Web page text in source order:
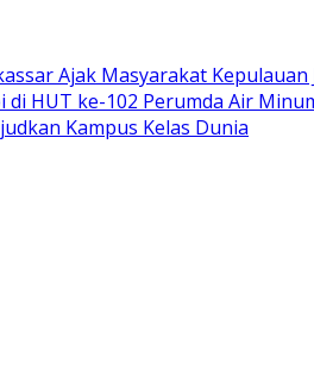
Ajak Masyarakat
di HUT ke-102 Perumda Air
Kampus Kelas Dunia